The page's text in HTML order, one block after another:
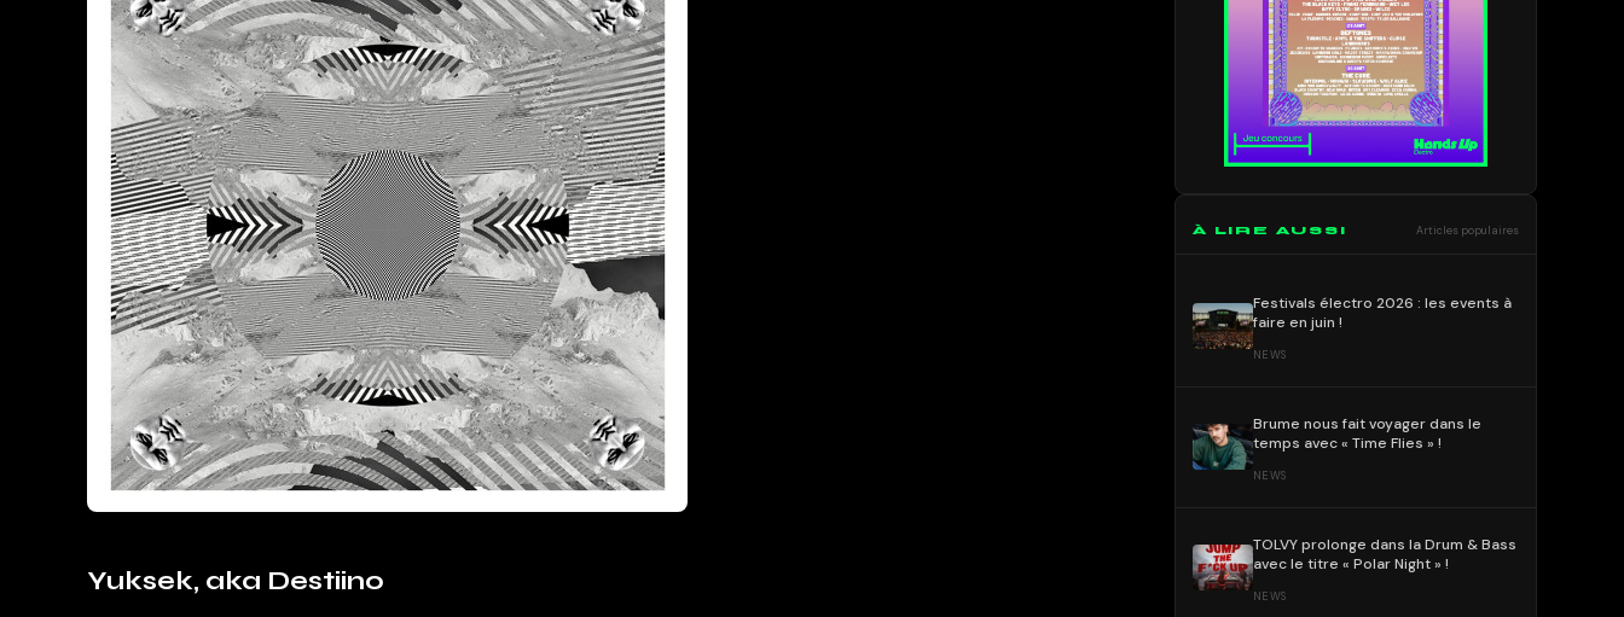
Yuksek, aka Destiino
À LIRE AUSSI Articles populaires
Festivals électro 2026 : les events à
faire en juin !
NEWS
Brume nous fait voyager dans le
temps avec « Time Flies » !
NEWS
TOLVY prolonge dans la Drum & Bass
avec le titre « Polar Night » !
NEWS